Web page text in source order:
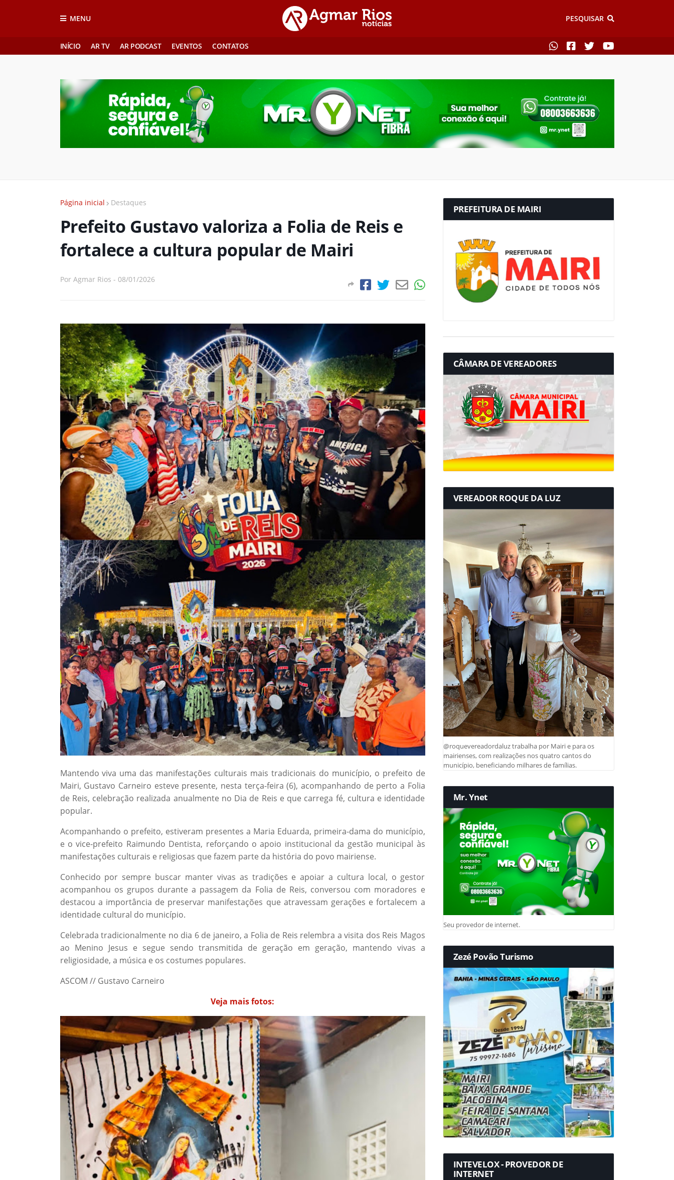
MENU PESQUISAR
INÍCIO AR TV AR PODCAST EVENTOS CONTATOS
Página inicial Destaques
Prefeito Gustavo valoriza a Folia de Reis e
fortalece a cultura popular de Mairi
Por Agmar Rios - 08/01/2026
Mantendo viva uma das manifestações culturais mais tradicionais do município, o prefeito de
Mairi, Gustavo Carneiro esteve presente, nesta terça-feira (6), acompanhando de perto a Folia
de Reis, celebração realizada anualmente no Dia de Reis e que carrega fé, cultura e identidade
popular.
Acompanhando o prefeito, estiveram presentes a Maria Eduarda, primeira-dama do município,
e o vice-prefeito Raimundo Dentista, reforçando o apoio institucional da gestão municipal às
manifestações culturais e religiosas que fazem parte da história do povo mairiense.
Conhecido por sempre buscar manter vivas as tradições e apoiar a cultura local, o gestor
acompanhou os grupos durante a passagem da Folia de Reis, conversou com moradores e
destacou a importância de preservar manifestações que atravessam gerações e fortalecem a
identidade cultural do município.
Celebrada tradicionalmente no dia 6 de janeiro, a Folia de Reis relembra a visita dos Reis Magos
ao Menino Jesus e segue sendo transmitida de geração em geração, mantendo vivas a
religiosidade, a música e os costumes populares.
ASCOM // Gustavo Carneiro
Veja mais fotos:
PREFEITURA DE MAIRI
CÂMARA DE VEREADORES
VEREADOR ROQUE DA LUZ
@roquevereadordaluz trabalha por Mairi e para os
mairienses, com realizações nos quatro cantos do
município, beneficiando milhares de famílias.
Mr. Ynet
Seu provedor de internet.
Zezé Povão Turismo
INTEVELOX - PROVEDOR DE
INTERNET